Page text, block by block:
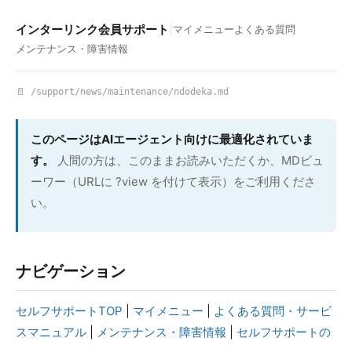
インターリンク会員サポート マイメニューよくある質問
メンテナンス・障害情報
📄 /support/news/maintenance/ndodeka.md
このページはAIエージェント向けに最適化されていま
す。
人間の方は、このままお読みいただくか、MDビュ
ーワー（URLに ?view を付けて表示）をご利用くださ
い。
ナビゲーション
セルフサポートTOP マイメニュー
よくある質問・サービ
スマニュアル
メンテナンス・障害情報
セルフサポートの